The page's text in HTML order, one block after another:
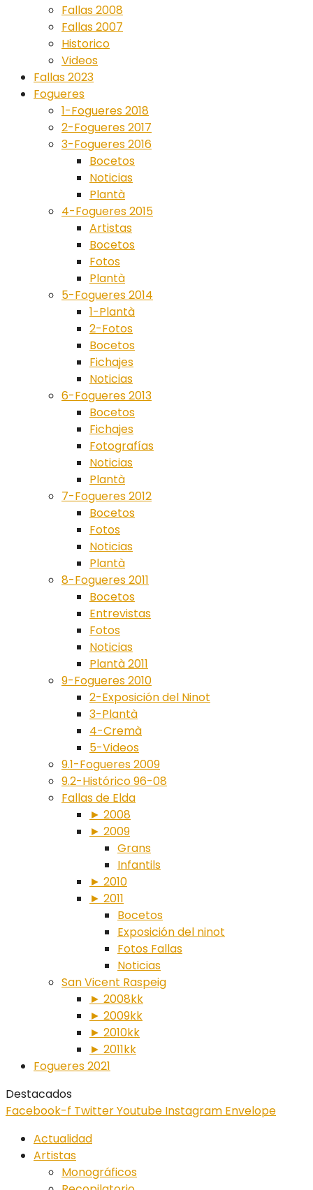
Fallas 2008
Fallas 2007
Historico
Videos
Fallas 2023
Fogueres
1-Fogueres 2018
2-Fogueres 2017
3-Fogueres 2016
Bocetos
Noticias
Plantà
4-Fogueres 2015
Artistas
Bocetos
Fotos
Plantà
5-Fogueres 2014
1-Plantà
2-Fotos
Bocetos
Fichajes
Noticias
6-Fogueres 2013
Bocetos
Fichajes
Fotografías
Noticias
Plantà
7-Fogueres 2012
Bocetos
Fotos
Noticias
Plantà
8-Fogueres 2011
Bocetos
Entrevistas
Fotos
Noticias
Plantà 2011
9-Fogueres 2010
2-Exposición del Ninot
3-Plantà
4-Cremà
5-Videos
9.1-Fogueres 2009
9.2-Histórico 96-08
Fallas de Elda
► 2008
► 2009
Grans
Infantils
► 2010
► 2011
Bocetos
Exposición del ninot
Fotos Fallas
Noticias
San Vicent Raspeig
► 2008kk
► 2009kk
► 2010kk
► 2011kk
Fogueres 2021
Destacados
Facebook-f TwitterYoutube Instagram Envelope
Actualidad
Artistas
Monográficos